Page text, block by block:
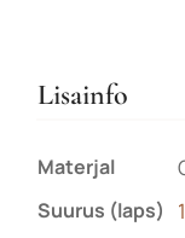
Lisainfo
Materjal
Suurus (laps)